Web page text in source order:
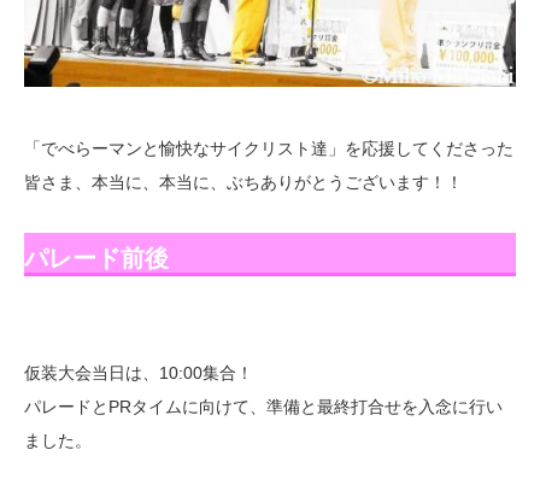
「でべらーマンと愉快なサイクリスト達」を応援してくださった
皆さま、本当に、本当に、ぶちありがとうございます！！
パレード前後
仮装大会当日は、10:00集合！
パレードとPRタイムに向けて、準備と最終打合せを入念に行い
ました。